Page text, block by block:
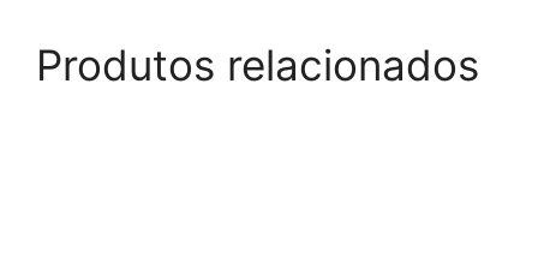
Produtos relacionados